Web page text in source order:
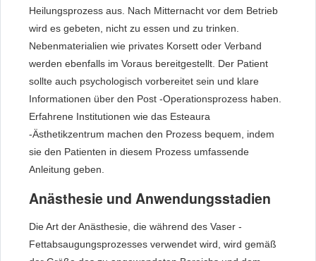
Heilungsprozess aus. Nach Mitternacht vor dem Betrieb
wird es gebeten, nicht zu essen und zu trinken.
Nebenmaterialien wie privates Korsett oder Verband
werden ebenfalls im Voraus bereitgestellt. Der Patient
sollte auch psychologisch vorbereitet sein und klare
Informationen über den Post -Operationsprozess haben.
Erfahrene Institutionen wie das Esteaura
-Ästhetikzentrum machen den Prozess bequem, indem
sie den Patienten in diesem Prozess umfassende
Anleitung geben.
Anästhesie und Anwendungsstadien
Die Art der Anästhesie, die während des Vaser -
Fettabsaugungsprozesses verwendet wird, wird gemäß